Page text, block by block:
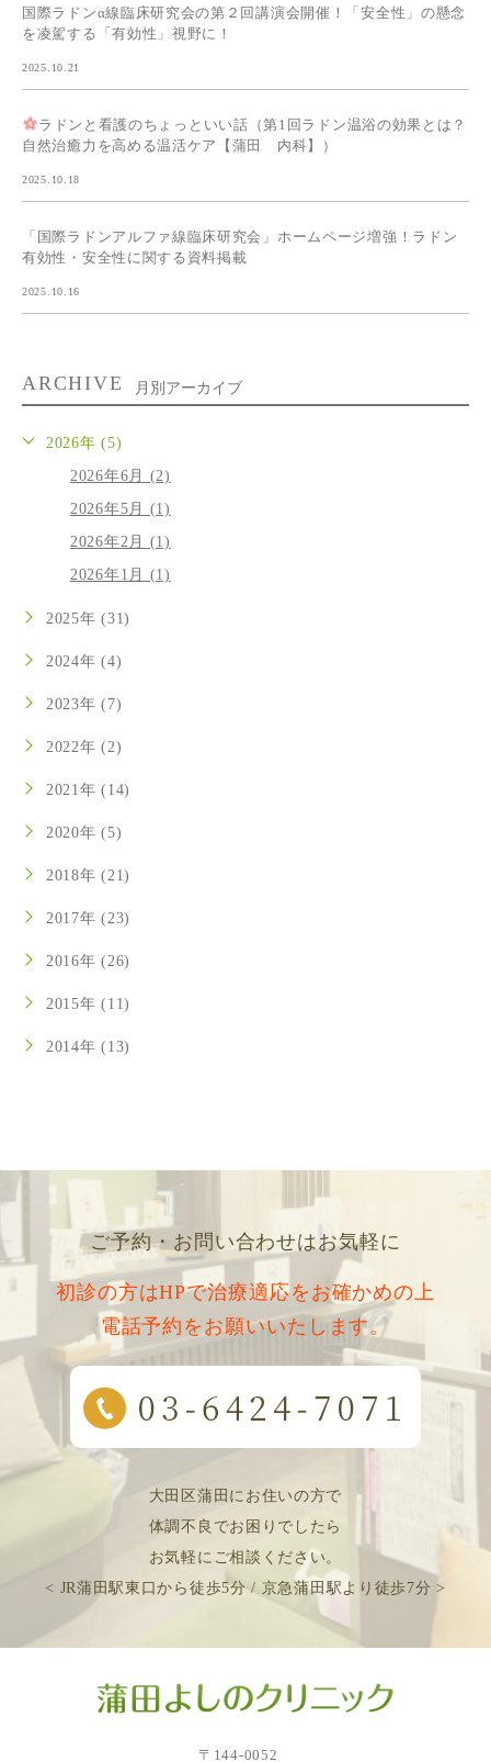
国際ラドンα線臨床研究会の第２回講演会開催！「安全性」の懸念
を凌駕する「有効性」視野に！
2025.10.21
ラドンと看護のちょっといい話（第1回ラドン温浴の効果とは？
自然治癒力を高める温活ケア【蒲田 内科】）
2025.10.18
「国際ラドンアルファ線臨床研究会」ホームページ増強！ラドン
有効性・安全性に関する資料掲載
2025.10.16
ARCHIVE 月別アーカイブ
2026年 (5)
2026年6月 (2)
2026年5月 (1)
2026年2月 (1)
2026年1月 (1)
2025年 (31)
2024年 (4)
2023年 (7)
2022年 (2)
2021年 (14)
2020年 (5)
2018年 (21)
2017年 (23)
2016年 (26)
2015年 (11)
2014年 (13)
ご予約・お問い合わせはお気軽に
初診の方はHPで治療適応をお確かめの上
電話予約をお願いいたします。
大田区蒲田にお住いの方で
体調不良でお困りでしたら
お気軽にご相談ください。
< JR蒲田駅東口から徒歩5分 / 京急蒲田駅より徒歩7分 >
〒144-0052